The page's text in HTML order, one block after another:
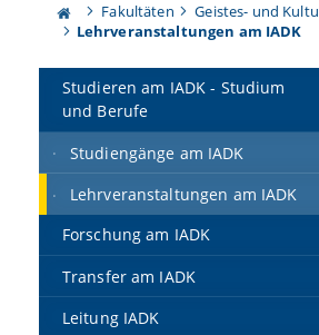
Fakultäten Geistes- und
Lehrveranstaltungen am IADK
Studieren am IADK - Studium
und Berufe
Studiengänge am IADK
Lehrveranstaltungen am IADK
Forschung am IADK
Transfer am IADK
Leitung IADK